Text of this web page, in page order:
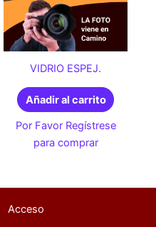
VIDRIO ESPEJ.
Añadir al carrito
Por Favor Regístrese
para comprar
Acceso